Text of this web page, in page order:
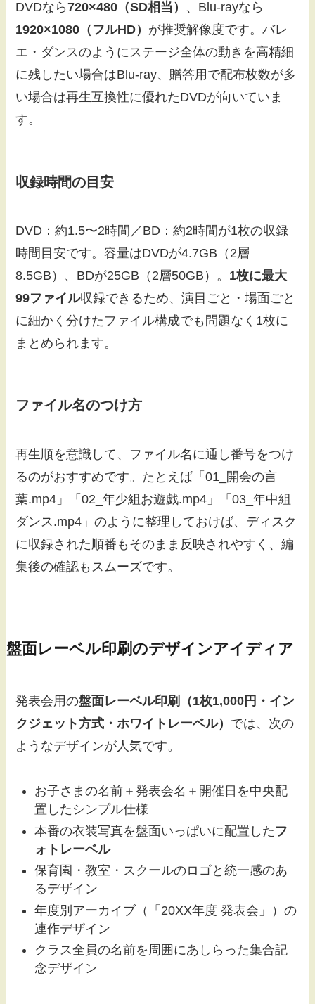
DVDなら720×480（SD相当） 、Blu-rayなら
1920×1080（フルHD） が推奨解像度です。バレ
エ・ダンスのようにステージ全体の動きを高精細
に残したい場合はBlu-ray、贈答用で配布枚数が多
い場合は再生互換性に優れたDVDが向いていま
す。
収録時間の目安
DVD：約1.5〜2時間／BD：約2時間が1枚の収録
時間目安です。容量はDVDが4.7GB（2層
8.5GB）、BDが25GB（2層50GB）。 1枚に最大
99ファイル収録できるため、演目ごと・場面ごと
に細かく分けたファイル構成でも問題なく1枚に
まとめられます。
ファイル名のつけ方
再生順を意識して、ファイル名に通し番号をつけ
るのがおすすめです。たとえば「01_開会の言
葉.mp4」「02_年少組お遊戯.mp4」「03_年中組
ダンス.mp4」のように整理しておけば、ディスク
に収録された順番もそのまま反映されやすく、編
集後の確認もスムーズです。
盤面レーベル印刷のデザインアイディア
発表会用の盤面レーベル印刷（1枚1,000円・イン
クジェット方式・ホワイトレーベル） では、次の
ようなデザインが人気です。
お子さまの名前＋発表会名＋開催日を中央配
置したシンプル仕様
本番の衣装写真を盤面いっぱいに配置した フ
ォトレーベル
保育園・教室・スクールのロゴと統一感のあ
るデザイン
年度別アーカイブ（「20XX年度 発表会」）の
連作デザイン
クラス全員の名前を周囲にあしらった集合記
念デザイン